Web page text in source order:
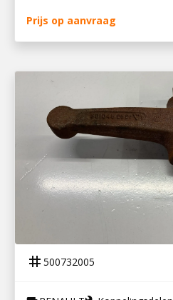
Prijs op aanvraag
tag 500732005